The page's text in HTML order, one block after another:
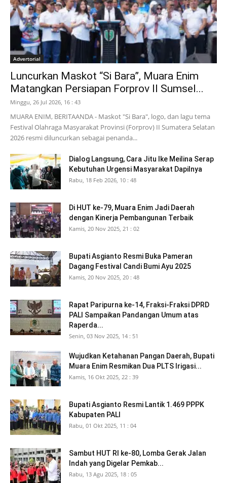
Advertorial
Luncurkan Maskot “Si Bara”, Muara Enim
Matangkan Persiapan Forprov II Sumsel...
Minggu, 26 Jul 2026, 16 : 43
MUARA ENIM, BERITAANDA - Maskot "Si Bara", logo, dan lagu tema
Festival Olahraga Masyarakat Provinsi (Forprov) II Sumatera Selatan
2026 resmi diluncurkan sebagai penanda...
Dialog Langsung, Cara Jitu Ike Meilina Serap
Kebutuhan Urgensi Masyarakat Dapilnya
Rabu, 18 Feb 2026, 10 : 48
Di HUT ke-79, Muara Enim Jadi Daerah
dengan Kinerja Pembangunan Terbaik
Kamis, 20 Nov 2025, 21 : 02
Bupati Asgianto Resmi Buka Pameran
Dagang Festival Candi Bumi Ayu 2025
Kamis, 20 Nov 2025, 20 : 48
Rapat Paripurna ke-14, Fraksi-Fraksi DPRD
PALI Sampaikan Pandangan Umum atas
Raperda...
Senin, 03 Nov 2025, 14 : 51
Wujudkan Ketahanan Pangan Daerah, Bupati
Muara Enim Resmikan Dua PLTS Irigasi...
Kamis, 16 Okt 2025, 22 : 39
Bupati Asgianto Resmi Lantik 1.469 PPPK
Kabupaten PALI
Rabu, 01 Okt 2025, 11 : 04
Sambut HUT RI ke-80, Lomba Gerak Jalan
Indah yang Digelar Pemkab...
Rabu, 13 Agu 2025, 18 : 05